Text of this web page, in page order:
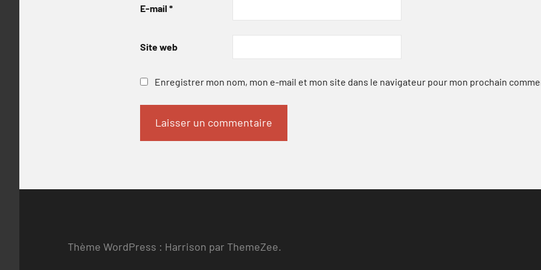
E-mail *
Site web
Enregistrer mon nom, mon e-mail et mon site dans le navigateur pour mon prochain
Thème WordPress : Harrison par ThemeZee.